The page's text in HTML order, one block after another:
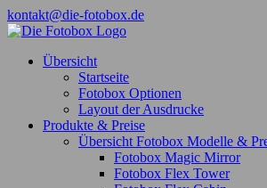
Zum
Inhalt
kontakt@die-fotobox.de
Facebook
Übersicht
Startseite
Fotobox Optionen
Layout der Ausdrucke
Produkte & Preise
Übersicht Fotobox Modelle &
Fotobox Magic Mirror
Fotobox Flex Tower